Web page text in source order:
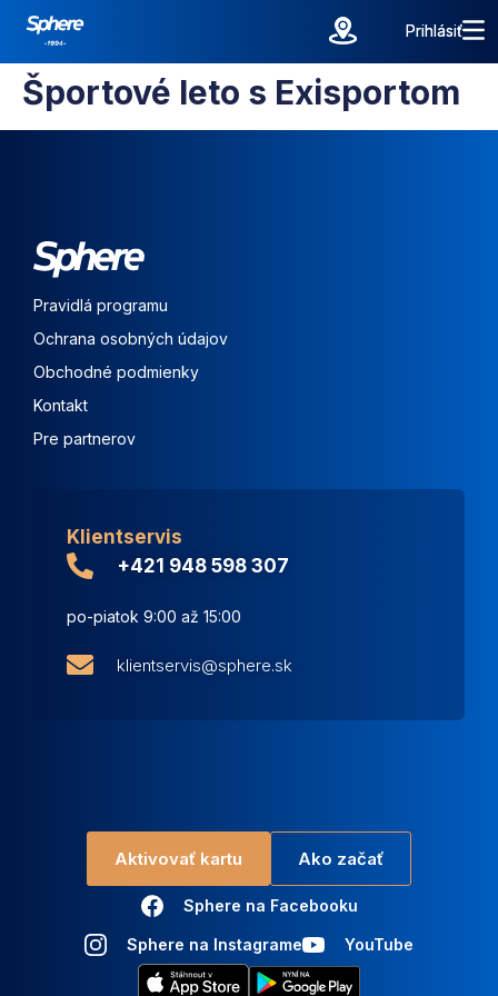
Prihlásiť
Prihlásiť
Športové leto s Exisportom
Klientservis
+421 948 598 307
po-piatok 9:00 až 15:00
klientservis@sphere.sk
Pravidlá programu
Ochrana osobných údajov
Obchodné podmienky
Kontakt
Pre partnerov
Aktivovať kartu Ako začať
Sphere na Facebooku
Sphere na Instagrame YouTube